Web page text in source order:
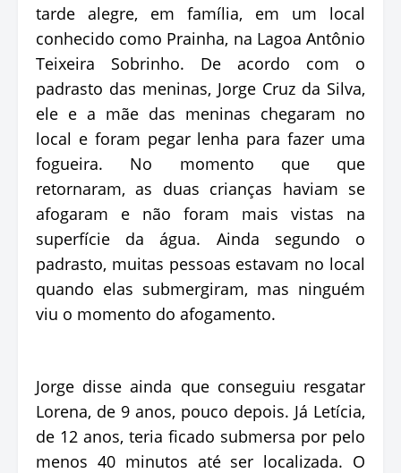
tarde alegre, em família, em um local
conhecido como Prainha, na Lagoa Antônio
Teixeira Sobrinho. De acordo com o
padrasto das meninas, Jorge Cruz da Silva,
ele e a mãe das meninas chegaram no
local e foram pegar lenha para fazer uma
fogueira. No momento que que
retornaram, as duas crianças haviam se
afogaram e não foram mais vistas na
superfície da água. Ainda segundo o
padrasto, muitas pessoas estavam no local
quando elas submergiram, mas ninguém
viu o momento do afogamento.
Jorge disse ainda que conseguiu resgatar
Lorena, de 9 anos, pouco depois. Já Letícia,
de 12 anos, teria ficado submersa por pelo
menos 40 minutos até ser localizada. O